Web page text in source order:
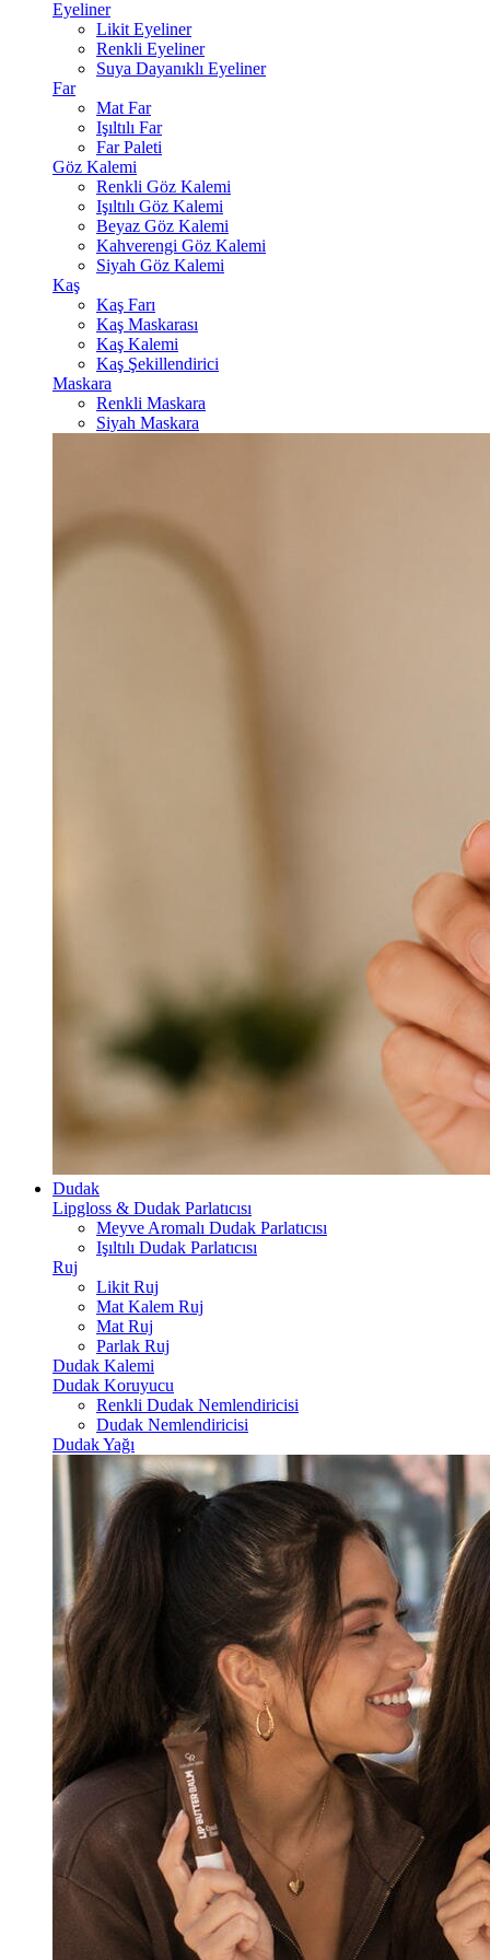
Eyeliner
Likit Eyeliner
Renkli Eyeliner
Suya Dayanıklı Eyeliner
Far
Mat Far
Işıltılı Far
Far Paleti
Göz Kalemi
Renkli Göz Kalemi
Işıltılı Göz Kalemi
Beyaz Göz Kalemi
Kahverengi Göz Kalemi
Siyah Göz Kalemi
Kaş
Kaş Farı
Kaş Maskarası
Kaş Kalemi
Kaş Şekillendirici
Maskara
Renkli Maskara
Siyah Maskara
Dudak
Lipgloss & Dudak Parlatıcısı
Meyve Aromalı Dudak Parlatıcısı
Işıltılı Dudak Parlatıcısı
Ruj
Likit Ruj
Mat Kalem Ruj
Mat Ruj
Parlak Ruj
Dudak Kalemi
Dudak Koruyucu
Renkli Dudak Nemlendiricisi
Dudak Nemlendiricisi
Dudak Yağı